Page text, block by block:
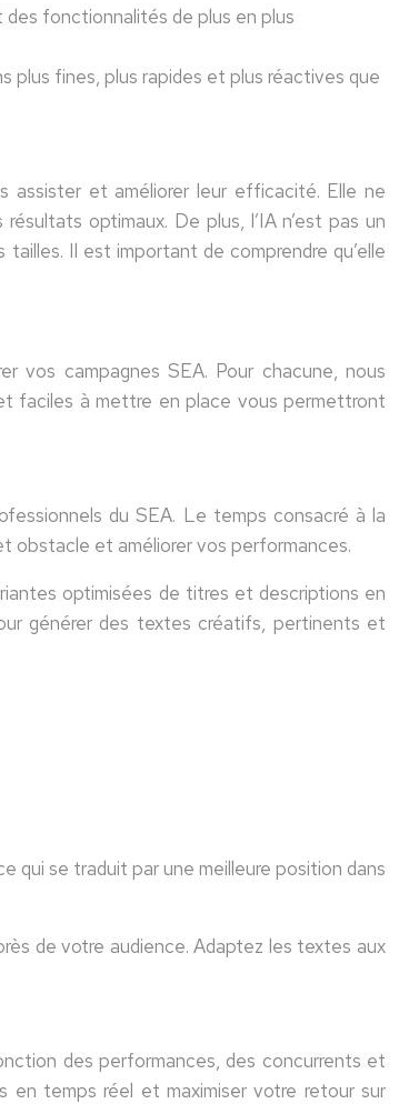
fonctionnalités de plus en plus
plus fines, plus rapides et plus réactives que
assister et améliorer leur efficacité. Elle ne
optimaux. De plus, l’IA n’est pas un
Il est important de comprendre qu’elle
campagnes SEA. Pour chacune, nous
faciles à mettre en place vous permettront
du SEA. Le temps consacré à la
obstacle et améliorer vos performances.
optimisées de titres et descriptions en
générer des textes créatifs, pertinents et
qui se traduit par une meilleure position dans
de votre audience. Adaptez les textes aux
des performances, des concurrents et
en temps réel et maximiser votre retour sur